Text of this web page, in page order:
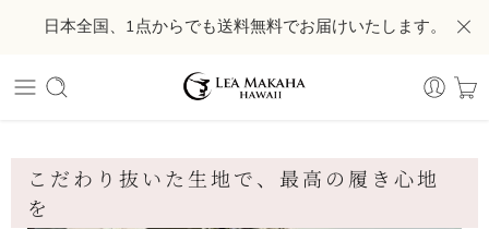
日本全国、1点からでも送料無料でお届けいたします。
こだわり抜いた生地で、最高の履き心地
を